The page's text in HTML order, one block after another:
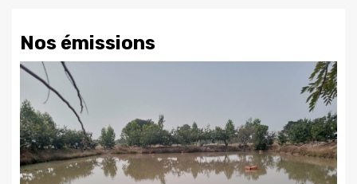
Nos émissions